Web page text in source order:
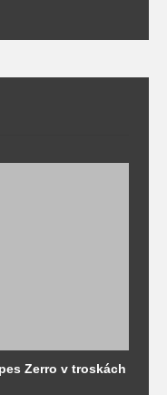
Zerro v troskách